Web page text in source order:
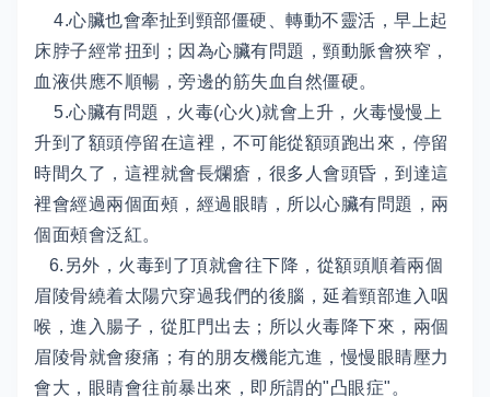
4.心臟也會牽扯到頸部僵硬、轉動不靈活，早上起
床脖子經常扭到；因為心臟有問題，頸動脈會狹窄，
血液供應不順暢，旁邊的筋失血自然僵硬。
5.心臟有問題，火毒(心火)就會上升，火毒慢慢上
升到了額頭停留在這裡，不可能從額頭跑出來，停留
時間久了，這裡就會長爛瘡，很多人會頭昏，到達這
裡會經過兩個面頰，經過眼睛，所以心臟有問題，兩
個面頰會泛紅。
6.另外，火毒到了頂就會往下降，從額頭順着兩個
眉陵骨繞着太陽穴穿過我們的後腦，延着頸部進入咽
喉，進入腸子，從肛門出去；所以火毒降下來，兩個
眉陵骨就會痠痛；有的朋友機能亢進，慢慢眼睛壓力
會大，眼睛會往前暴出來，即所謂的"凸眼症"。